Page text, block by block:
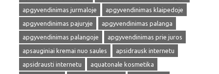
apgyvendinimas jurmaloje
apgyvendinimas klaipedoje
apgyvendinimas pajuryje
apgyvendinimas palanga
apgyvendinimas palangoje
apgyvendinimas prie juros
apsauginiai kremai nuo saules
apsidrausk internetu
apsidrausti internetu
aquatonale kosmetika